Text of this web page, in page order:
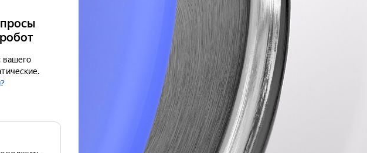
вашего